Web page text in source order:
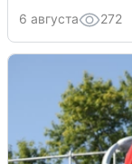
6 августа 272